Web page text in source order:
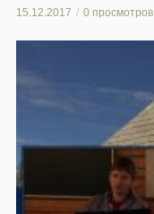
15.12.2017 0 просмотров